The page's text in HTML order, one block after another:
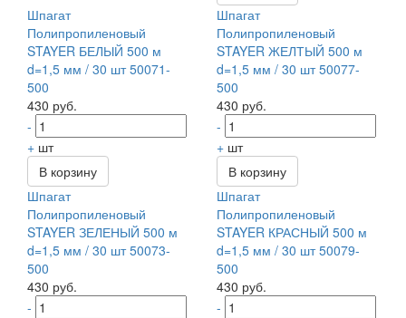
Шпагат
Полипропиленовый
STAYER БЕЛЫЙ 500 м
d=1,5 мм / 30 шт 50071-
500
430 руб.
-
+ шт
В корзину
Шпагат
Полипропиленовый
STAYER ЖЕЛТЫЙ 500 м
d=1,5 мм / 30 шт 50077-
500
430 руб.
-
+ шт
В корзину
Шпагат
Полипропиленовый
STAYER ЗЕЛЕНЫЙ 500 м
d=1,5 мм / 30 шт 50073-
500
430 руб.
-
Шпагат
Полипропиленовый
STAYER КРАСНЫЙ 500 м
d=1,5 мм / 30 шт 50079-
500
430 руб.
-